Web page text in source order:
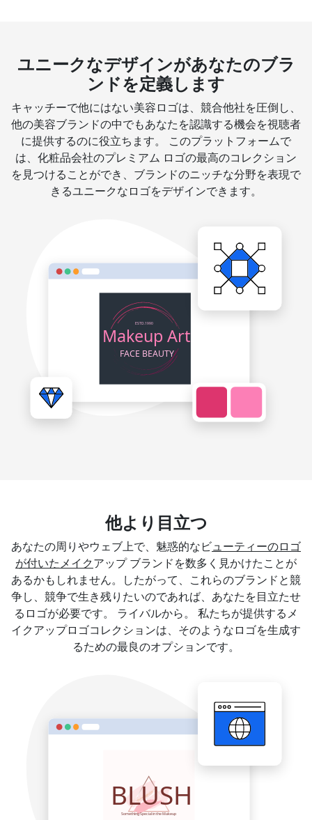
ユニークなデザインがあなたのブラ
ンドを定義します
キャッチーで他にはない美容ロゴは、競合他社を圧倒し、
他の美容ブランドの中でもあなたを認識する機会を視聴者
に提供するのに役立ちます。 このプラットフォームで
は、化粧品会社のプレミアム ロゴの最高のコレクション
を見つけることができ、ブランドのニッチな分野を表現で
きるユニークなロゴをデザインできます。
他より目立つ
あなたの周りやウェブ上で、魅惑的なビ ューティーのロゴ
が付いたメイク アップ ブランドを数多く見かけたことが
あるかもしれません。したがって、これらのブランドと競
争し、競争で生き残りたいのであれば、あなたを目立たせ
るロゴが必要です。 ライバルから。 私たちが提供するメ
イクアップロゴコレクションは、そのようなロゴを生成す
るための最良のオプションです。